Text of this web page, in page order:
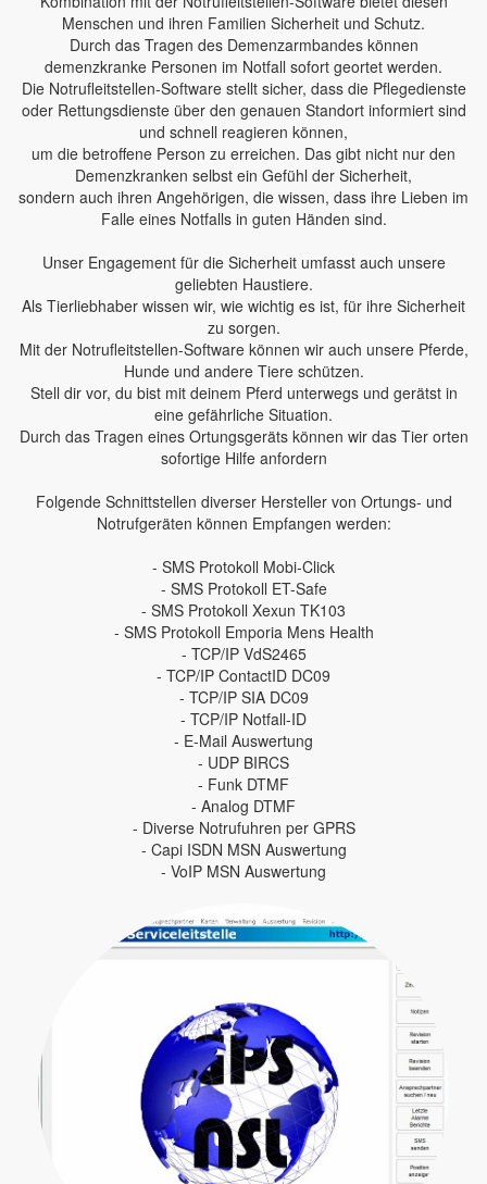
Menschen und ihren Familien Sicherheit und Schutz.
Durch das Tragen des Demenzarmbandes können
demenzkranke Personen im Notfall sofort geortet werden.
Die Notrufleitstellen-Software stellt sicher, dass die Pflegedienste
oder Rettungsdienste über den genauen Standort informiert sind
und schnell reagieren können,
um die betroffene Person zu erreichen. Das gibt nicht nur den
Demenzkranken selbst ein Gefühl der Sicherheit,
sondern auch ihren Angehörigen, die wissen, dass ihre Lieben im
Falle eines Notfalls in guten Händen sind.
Unser Engagement für die Sicherheit umfasst auch unsere
geliebten Haustiere.
Als Tierliebhaber wissen wir, wie wichtig es ist, für ihre Sicherheit
zu sorgen.
Mit der Notrufleitstellen-Software können wir auch unsere Pferde,
Hunde und andere Tiere schützen.
Stell dir vor, du bist mit deinem Pferd unterwegs und gerätst in
eine gefährliche Situation.
Durch das Tragen eines Ortungsgeräts können wir das Tier orten
sofortige Hilfe anfordern
Folgende Schnittstellen diverser Hersteller von Ortungs- und
Notrufgeräten können Empfangen werden:
- SMS Protokoll Mobi-Click
- SMS Protokoll ET-Safe
- SMS Protokoll Xexun TK103
- SMS Protokoll Emporia Mens Health
- TCP/IP VdS2465
- TCP/IP ContactID DC09
- TCP/IP SIA DC09
- TCP/IP Notfall-ID
- E-Mail Auswertung
- UDP BIRCS
- Funk DTMF
- Analog DTMF
- Diverse Notrufuhren per GPRS
- Capi ISDN MSN Auswertung
- VoIP MSN Auswertung